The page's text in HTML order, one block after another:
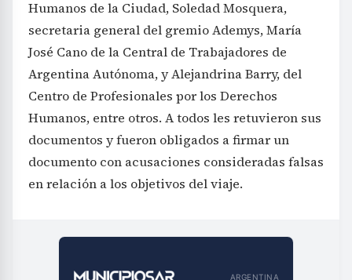
Humanos de la Ciudad, Soledad Mosquera,
secretaria general del gremio Ademys, María
José Cano de la Central de Trabajadores de
Argentina Autónoma, y Alejandrina Barry, del
Centro de Profesionales por los Derechos
Humanos, entre otros. A todos les retuvieron sus
documentos y fueron obligados a firmar un
documento con acusaciones consideradas falsas
en relación a los objetivos del viaje.
ARGENTINA